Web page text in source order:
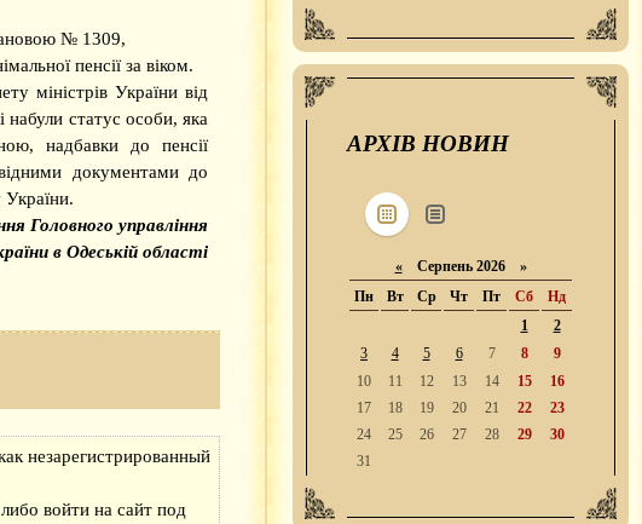
№ 1309,
пенсії за віком.
міністрів України від
статус особи, яка
надбавки до пенсії
документами до
України.
Головного управління
в Одеській області
незарегистрированный
либо войти на сайт под
АРХІВ НОВИН
«Серпень 2026 »
Пн
Вт Ср Чт Пт Сб
Нд
1
2
3
4 5 6 7 8
9
10
11 12 13 14 15
16
17
18 19 20 21 22
23
24
25 26 27 28 29
30
31